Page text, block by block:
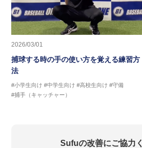
2026/03/01
捕球する時の手の使い方を覚える練習方
法
#小学生向け #中学生向け #高校生向け #守備
#捕手（キャッチャー）
Sufuの改善にご協力